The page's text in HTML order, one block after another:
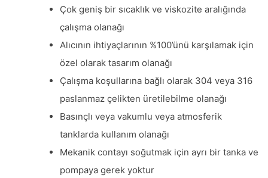
Çok geniş bir sıcaklık ve viskozite aralığında
çalışma olanağı
Alıcının ihtiyaçlarının %100’ünü karşılamak için
özel olarak tasarım olanağı
Çalışma koşullarına bağlı olarak 304 veya 316
paslanmaz çelikten üretilebilme olanağı
Basınçlı veya vakumlu veya atmosferik
tanklarda kullanım olanağı
Mekanik contayı soğutmak için ayrı bir tanka ve
pompaya gerek yoktur